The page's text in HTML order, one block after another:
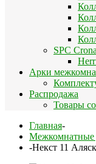
SPC
Арки
Распродажа
Товары
Главная-
Межкомнатные
-Некст 11